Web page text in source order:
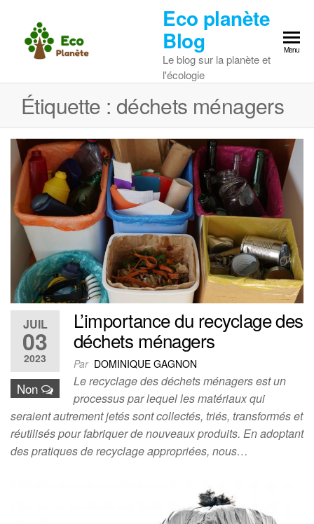
content
Eco planète
Blog
Le blog sur la planète et
l'écologie
Menu
Étiquette : déchets ménagers
JUIL
03
2023
Non
L’importance du recyclage des
déchets ménagers
Par DOMINIQUE GAGNON
Le recyclage des déchets ménagers est un
processus par lequel les matériaux qui
seraient autrement jetés sont collectés, triés, transformés et
réutilisés pour fabriquer de nouveaux produits. En adoptant
des pratiques de recyclage appropriées, nous…